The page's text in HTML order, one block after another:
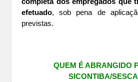
efetuado, sob pena de
previstas.
QUEM É ABRANGIDO
SICONTIBA/